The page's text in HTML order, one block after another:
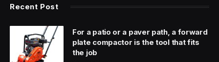
Recent Post
For a patio or a paver path, a forward
plate compactor is the tool that fits
the job